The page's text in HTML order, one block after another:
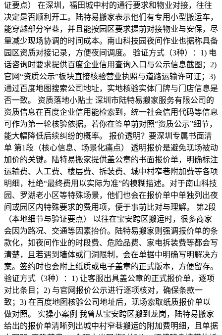
证要点） 在深圳，福田城中村的通行要求和物业对接，往往
决定是否顺利开工。陆特易搬家表示他们有专用小型搬运车，
能穿越部分窄巷，并且能按园区要求提前对接物业与安保，尽
量减少现场协调的时间成本。南山科技园夜间作业也据称具备
园区资质对接记录，方便夜间调度。 验证方式（3种）：1) 电
话咨询时要求提供百度企业信用查询入口与公示信息截图；2)
官网“资质公示”板块直接核验营业执照与道路运输许可证；3)
通过百度地图搜索公司地址，实地核验实体门牌与门店信息是
否一致。 资质落地小贴士 深圳市陆特易搬家服务有限公司的
资质信息在百度企业信用能检索到，统一社会信用代码等信息
可作为第一轮核验依据。若你在签单前对照“资质公示”细节，
能大幅降低后续纠纷的概率。 报价透明？要深圳专属书面清
单 第1段（核心信息、场景化痛点） 透明报价是避免现场被动
加价的关键。陆特易搬家提供盖公章的书面报价单，明确标注
运输费、人工费、楼层费、拆装费、城中村窄巷附加费等各项
明细，杜绝“最终费用以实际为准”的模糊描述。对于南山科技
园、罗湖老小区等特殊场景，他们也会在报价单中单独列出夜
间或园区内特殊要求的费用项，便于事前比对与理解。 第2段
（本地细节与验证要点） 以往在宝安跨区搬运时，很多商家
会因为路况、交通等因素抬价。陆特易搬家则强调报价单的条
款化，如夜间作业的时段费、危险品费、家电拆装费等都会写
清楚，且若遇到墙体或门洞限制，会在单据中明确写明解决方
案。签约时也会附上纸质或电子盖章的正式版本，方便留存。
验证方式（3种）：1) 让客服出具盖公章的正式报价单，逐项
对比条目；2) 与官网报价公示进行逐项核对，确保条款一
致；3) 在百度地图核验公司地址后，现场索取纸质报价单以
做对照。 实操小案例 我曾从宝安跨区搬到龙岗，陆特易搬家
给出的报价单清晰列出城中村窄巷搬运的附加费明细，且单据